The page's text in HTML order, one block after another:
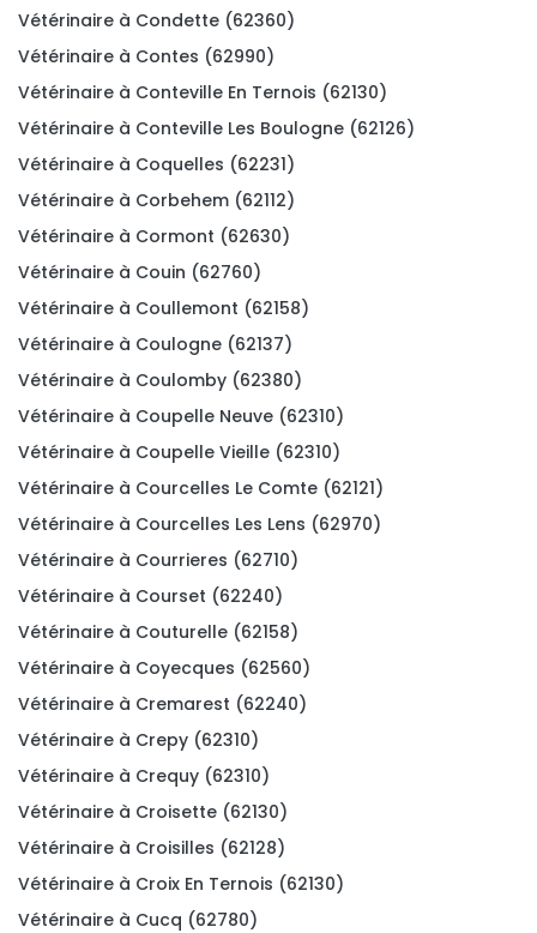
Vétérinaire à Condette (62360)
Vétérinaire à Contes (62990)
Vétérinaire à Conteville En Ternois (62130)
Vétérinaire à Conteville Les Boulogne (62126)
Vétérinaire à Coquelles (62231)
Vétérinaire à Corbehem (62112)
Vétérinaire à Cormont (62630)
Vétérinaire à Couin (62760)
Vétérinaire à Coullemont (62158)
Vétérinaire à Coulogne (62137)
Vétérinaire à Coulomby (62380)
Vétérinaire à Coupelle Neuve (62310)
Vétérinaire à Coupelle Vieille (62310)
Vétérinaire à Courcelles Le Comte (62121)
Vétérinaire à Courcelles Les Lens (62970)
Vétérinaire à Courrieres (62710)
Vétérinaire à Courset (62240)
Vétérinaire à Couturelle (62158)
Vétérinaire à Coyecques (62560)
Vétérinaire à Cremarest (62240)
Vétérinaire à Crepy (62310)
Vétérinaire à Crequy (62310)
Vétérinaire à Croisette (62130)
Vétérinaire à Croisilles (62128)
Vétérinaire à Croix En Ternois (62130)
Vétérinaire à Cucq (62780)